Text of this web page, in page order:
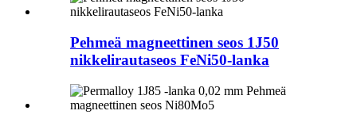
Pehmeä magneettinen seos 1J50
nikkelirautaseos FeNi50-lanka